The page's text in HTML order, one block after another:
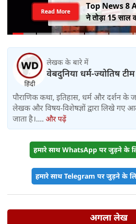
Top News 8
ने तोड़ा 15 साल
100% टैरिफ का
Read More
लेखक के बारे में
वेबदुनिया धर्म-ज्योतिष टीम
पौराणिक कथा, इतिहास, धर्म और दर्शन के
लेखक और विषय-विशेषज्ञों द्वारा लिखे गए
जाता है।.... और पढ़ें
हमारे साथ WhatsApp पर जुड़ने के
हमारे साथ Telegram पर जुड़ने के
अगला लेख